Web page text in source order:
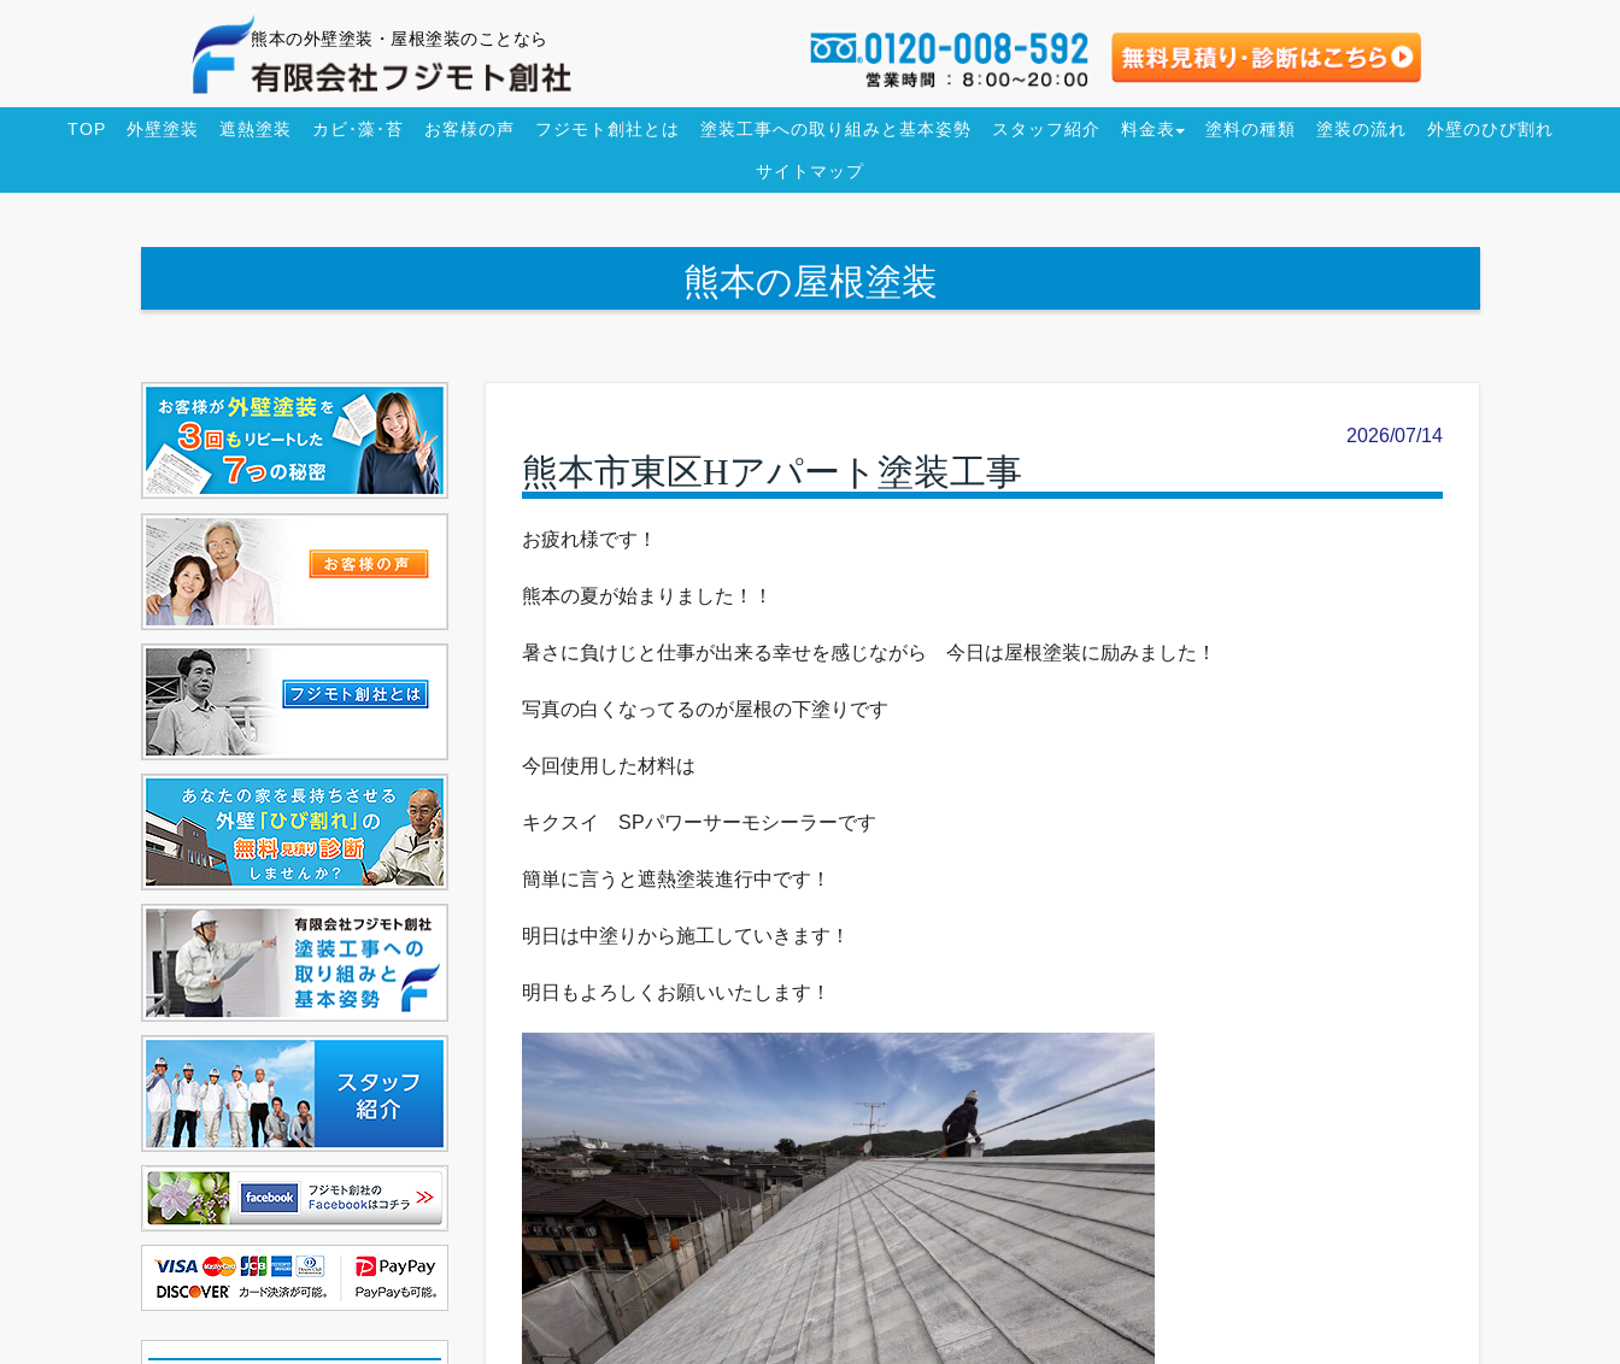
熊本の外壁塗装・屋根塗装のことなら
TOP 外壁塗装 遮熱塗装 カビ･藻･苔 お客様の声 フジモト創社とは 塗装工事への取り組みと基本姿勢 スタッフ紹介 料金表 塗料の種類 塗装の流れ 外壁のひび割れ
サイトマップ
熊本の屋根塗装
2026/07/14
熊本市東区Hアパート塗装工事
お疲れ様です！
熊本の夏が始まりました！！
暑さに負けじと仕事が出来る幸せを感じながら 今日は屋根塗装に励みました！
写真の白くなってるのが屋根の下塗りです
今回使用した材料は
キクスイ SPパワーサーモシーラーです
簡単に言うと遮熱塗装進行中です！
明日は中塗りから施工していきます！
明日もよろしくお願いいたします！